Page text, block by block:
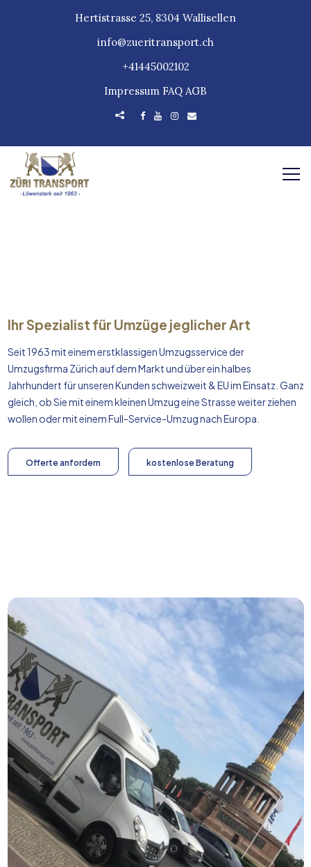
Hertistrasse 25, 8304 Wallisellen
info@zueritransport.ch
+41445002102
Impressum FAQ AGB
Ihr Spezialist für Umzüge jeglicher Art
Seit 1963 mit einem erstklassigen Umzugsservice der
Umzugsfirma Zürich auf dem Markt und über ein halbes
Jahrhundert für unseren Kunden schweizweit & EU im Einsatz. Ganz
gleich, ob Sie mit einem kleinen Umzug eine Strasse weiter ziehen
wollen oder mit einem Full-Service-Umzug nachEuropa
Offerte anfordern kostenlose Beratung